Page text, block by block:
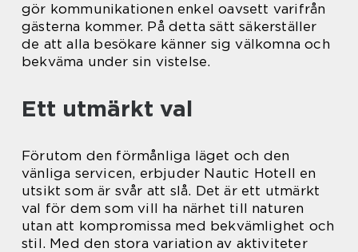
gör kommunikationen enkel oavsett varifrån
gästerna kommer. På detta sätt säkerställer
de att alla besökare känner sig välkomna och
bekväma under sin vistelse.
Ett utmärkt val
Förutom den förmånliga läget och den
vänliga servicen, erbjuder Nautic Hotell en
utsikt som är svår att slå. Det är ett utmärkt
val för dem som vill ha närhet till naturen
utan att kompromissa med bekvämlighet och
stil. Med den stora variation av aktiviteter